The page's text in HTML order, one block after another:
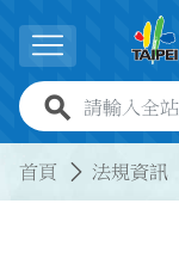
展開選單
全站查詢關
首頁 法規資訊